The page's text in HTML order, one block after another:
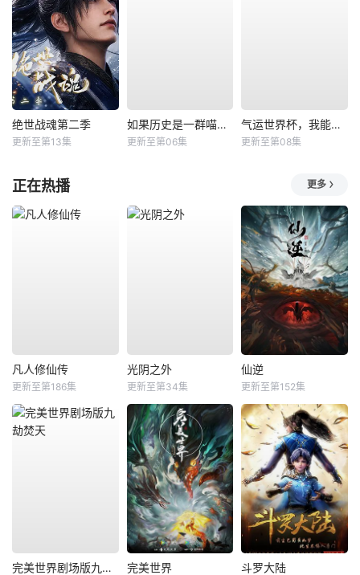
绝世战魂第二季
更新至第13集
如果历史是一群喵第十三季
更新至第06集
气运世界杯，我能复制所有球星技能
更新至第08集
正在热播 更多
凡人修仙传
更新至第186集
光阴之外
更新至第34集
仙逆
更新至第152集
完美世界剧场版九劫焚天 完美世界 斗罗大陆